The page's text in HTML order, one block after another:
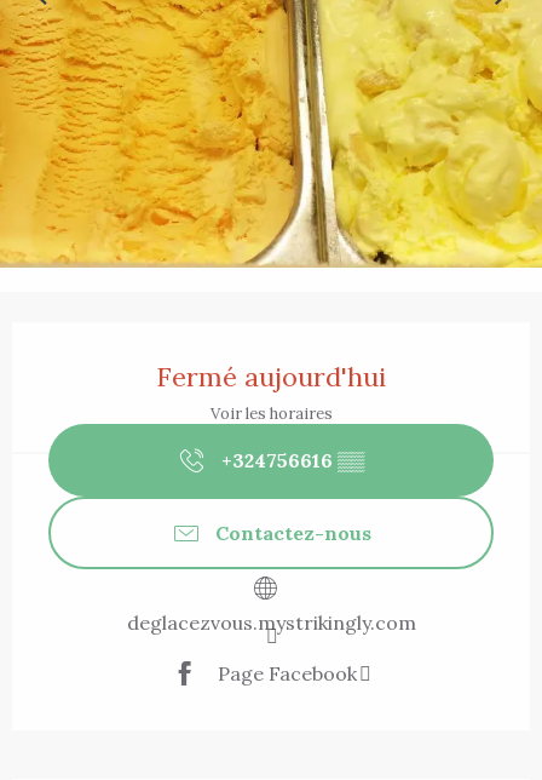
Fermé aujourd'hui
Voir les horaires
+324756616 ▒▒
Contactez-nous
deglacezvous.mystrikingly.com
Page Facebook